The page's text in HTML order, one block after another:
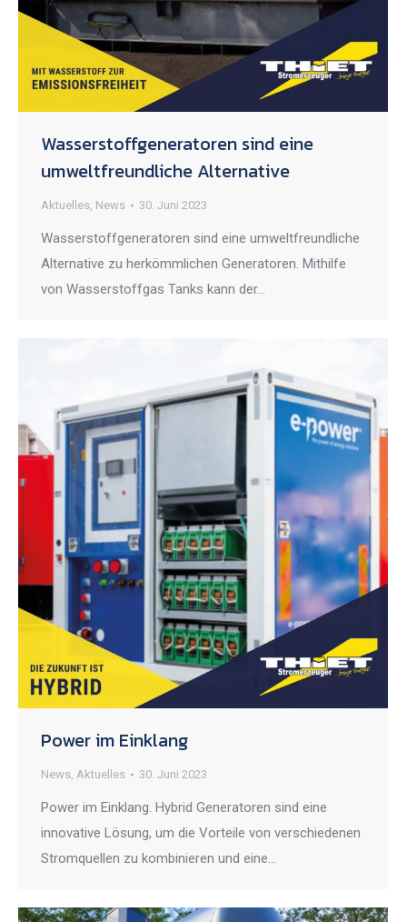
Wasserstoffgeneratoren sind eine
umweltfreundliche Alternative
Aktuelles, News 30. Juni 2023
Wasserstoffgeneratoren sind eine umweltfreundliche
Alternative zu herkömmlichen Generatoren. Mithilfe
von Wasserstoffgas Tanks kann der…
Power im Einklang
News, Aktuelles 30. Juni 2023
Power im Einklang. Hybrid Generatoren sind eine
innovative Lösung, um die Vorteile von verschiedenen
Stromquellen zu kombinieren und eine…